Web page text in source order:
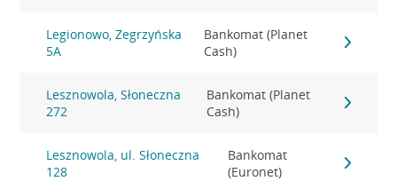
Legionowo, Zegrzyńska
5A
Bankomat (Planet
Cash)
Lesznowola, Słoneczna
272
Bankomat (Planet
Cash)
Lesznowola, ul. Słoneczna
128
Bankomat
(Euronet)